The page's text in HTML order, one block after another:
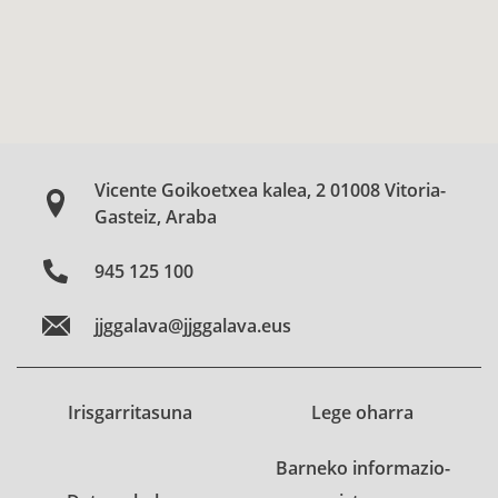
Vicente Goikoetxea kalea, 2 01008 Vitoria-
Gasteiz, Araba
945 125 100
jjggalava@jjggalava.eus
Irisgarritasuna Lege oharra
Barneko informazio-